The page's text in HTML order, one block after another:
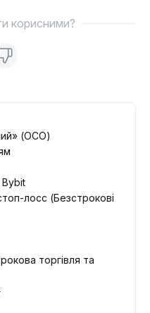
корисними?
(ОСО)
Bybit
лосс (Безстрокові
торгівля та